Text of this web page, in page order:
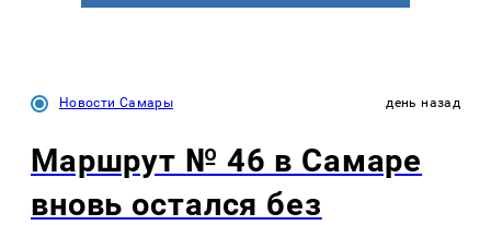
Новости Самары день назад
Маршрут № 46 в Самаре
вновь остался без